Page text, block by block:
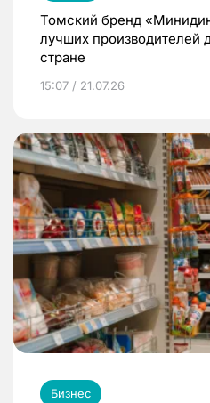
Томский бренд
лучших производителей
стране
15:07 / 21.07.26
Бизнес